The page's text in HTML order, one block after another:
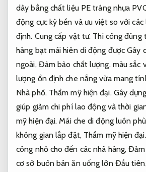
dày bằng chất liệu PE tráng nhựa
động cực kỳ bền và ưu việt so với các
định. Cung cấp vật tư. Thi công đúng
hàng bạt mái hiên di động được Gây
ngoài, Đảm bảo chất lượng.màu sắc
lượng ổn định che nắng vừa mang
Nhà phố. Thẩm mỹ hiện đại.Gây
giúp giảm chi phí lao động và thời
mỹ hiện đại. Mái che di động luôn
không gian lắp đặt, Thẩm mỹ hiện đại.
công nhỏ cho đến các nhà hàng,Đảm
cơ sở buôn bán ăn uống lớn Đầu